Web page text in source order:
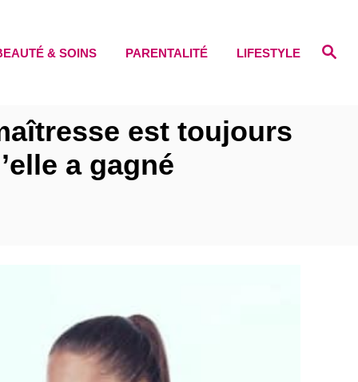
S
& SOINS PARENTALITÉ LIFESTYLE
est toujours
a gagné